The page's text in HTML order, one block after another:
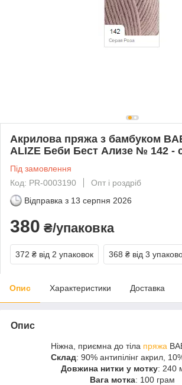
Акрилова пряжа з бамбуком
ALIZE Беби Бест Ализе № 142 -
Під замовлення
Код: PR-0003190
Опт і роздріб
Відправка з 13 серпня 2026
380 ₴/упаковка
372 ₴ від 2 упаковок 368 ₴ від 3
Опис Характеристики Доставка
Опис
Ніжна, приємна до тіла пряжа
Склад: 90% антипілінг акрил,
Довжина нитки у мотку: 240
Вага мотка: 100 грам